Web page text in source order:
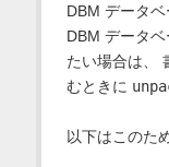
DBM データ
DBM データ
たい場合は、
むときに
以下はこのた